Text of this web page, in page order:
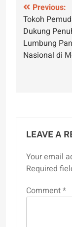
Post
Previous:
Tokoh
Dukung
Lumbung
Nasional di
LEAVE A
Your email
Required
Comment*